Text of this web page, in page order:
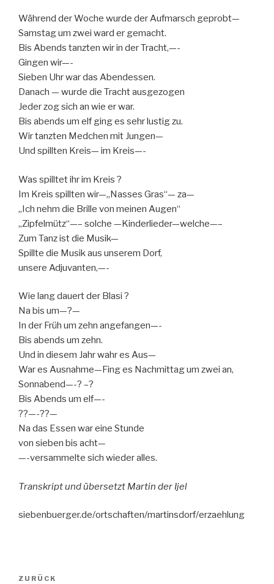
Während der Woche wurde der Aufmarsch geprobt—
Samstag um zwei ward er gemacht.
Bis Abends tanzten wir in der Tracht,—-
Gingen wir—-
Sieben Uhr war das Abendessen.
Danach — wurde die Tracht ausgezogen
Jeder zog sich an wie er war.
Bis abends um elf ging es sehr lustig zu.
Wir tanzten Medchen mit Jungen—
Und spillten Kreis— im Kreis—-
Was spilltet ihr im Kreis ?
Im Kreis spillten wir—„Nasses Gras“— za—
„Ich nehm die Brille von meinen Augen“
„Zipfelmütz“—– solche —Kinderlieder—welche—–
Zum Tanz ist die Musik—
Spillte die Musik aus unserem Dorf,
unsere Adjuvanten,—-
Wie lang dauert der Blasi ?
Na bis um—?—
In der Früh um zehn angefangen—-
Bis abends um zehn.
Und in diesem Jahr wahr es Aus—
War es Ausnahme—Fing es Nachmittag um zwei an,
Sonnabend—-? –?
Bis Abends um elf—-
??—-??—
Na das Essen war eine Stunde
von sieben bis acht—
—-versammelte sich wieder alles.
Transkript und übersetzt Martin der Ijel
siebenbuerger.de/ortschaften/martinsdorf/erzaehlung
Beitragsnavigation
Vorheriger
ZURÜCK